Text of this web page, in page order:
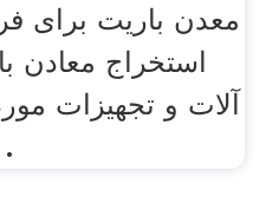
معدن باریت برای
استخراج معادن
آلات و تجهیزات
معدن باریت .